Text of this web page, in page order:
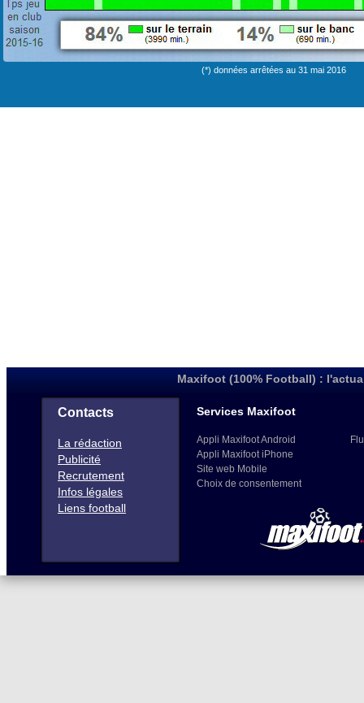
(*) données arrêtées au 31 mai 2016
Maxifoot (100% Football) :
Contacts
La rédaction
Publicité
Recrutement
Infos légales
Liens football
Services Maxifoot
Appli Maxifoot Android
Appli Maxifoot iPhone
Site web Mobile
Choix de consentement